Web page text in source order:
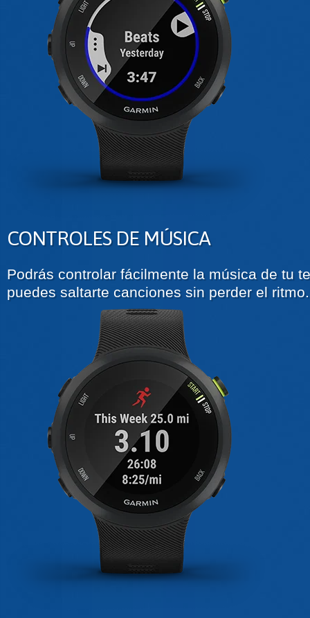
CONTROLES DE MÚSICA
Podrás controlar fácilmente la música de tu
puedes saltarte canciones sin perder el ritmo.